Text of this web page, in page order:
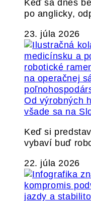
Keď sa dnes
po anglicky,
23. júla 2026
Od výrobných
všade sa na
Keď si
vybaví buď
22. júla 2026